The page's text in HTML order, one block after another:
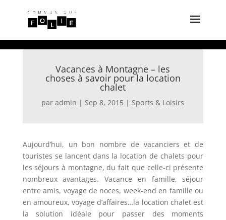
Vacances à Montagne – les
choses à savoir pour la location
chalet
paradmin | Sep 8, 2015 | Sports & Loisirs
Aujourd’hui, un bon nombre de vacanciers et de
touristes se lancent dans la location de chalets pour
les séjours à montagne, du fait que celle-ci présente
nombreux avantages. Vacance en famille, séjour
entre amis, voyage de noces, week-end en famille ou
en amoureux, voyage d’affaires…la location chalet est
la solution idéale pour passer des moments